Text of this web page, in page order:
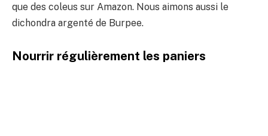
que des coleus sur Amazon. Nous aimons aussi le
dichondra argenté de Burpee.
Nourrir régulièrement les paniers